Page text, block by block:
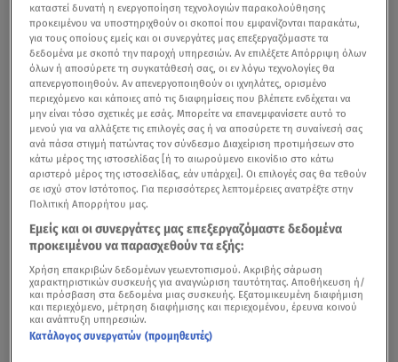
καταστεί δυνατή η ενεργοποίηση τεχνολογιών παρακολούθησης
προκειμένου να υποστηριχθούν οι σκοποί που εμφανίζονται παρακάτω,
για τους οποίους εμείς και οι συνεργάτες μας επεξεργαζόμαστε τα
δεδομένα με σκοπό την παροχή υπηρεσιών. Αν επιλέξετε Απόρριψη όλων
όλων ή αποσύρετε τη συγκατάθεσή σας, οι εν λόγω τεχνολογίες θα
απενεργοποιηθούν. Αν απενεργοποιηθούν οι ιχνηλάτες, ορισμένο
περιεχόμενο και κάποιες από τις διαφημίσεις που βλέπετε ενδέχεται να
μην είναι τόσο σχετικές με εσάς. Μπορείτε να επανεμφανίσετε αυτό το
μενού για να αλλάξετε τις επιλογές σας ή να αποσύρετε τη συναίνεσή σας
ανά πάσα στιγμή πατώντας τον σύνδεσμο Διαχείριση προτιμήσεων στο
κάτω μέρος της ιστοσελίδας [ή το αιωρούμενο εικονίδιο στο κάτω
αριστερό μέρος της ιστοσελίδας, εάν υπάρχει]. Οι επιλογές σας θα τεθούν
σε ισχύ στον Ιστότοπος. Για περισσότερες λεπτομέρειες ανατρέξτε στην
Πολιτική Απορρήτου μας.
Εμείς και οι συνεργάτες μας επεξεργαζόμαστε δεδομένα
προκειμένου να παρασχεθούν τα εξής:
Χρήση επακριβών δεδομένων γεωεντοπισμού. Ακριβής σάρωση
χαρακτηριστικών συσκευής για αναγνώριση ταυτότητας. Αποθήκευση ή/
και πρόσβαση στα δεδομένα μιας συσκευής. Εξατομικευμένη διαφήμιση
και περιεχόμενο, μέτρηση διαφήμισης και περιεχομένου, έρευνα κοινού
και ανάπτυξη υπηρεσιών.
Κατάλογος συνεργατών (προμηθευτές)